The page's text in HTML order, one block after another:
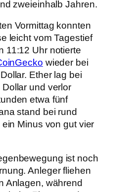
zweieinhalb Jahren.
Vormittag konnten
leicht vom Tagestief
11:12 Uhr notierte
wieder bei
Ether lag bei
und verlor
etwa fünf
stand bei rund
ein Minus von gut vier
ist noch
Anleger fliehen
Anlagen, während